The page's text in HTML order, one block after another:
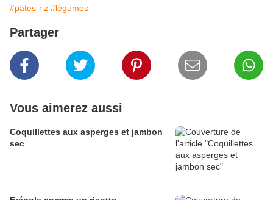
#pâtes-riz #légumes
Partager
Vous aimerez aussi
Coquillettes aux asperges et jambon
sec